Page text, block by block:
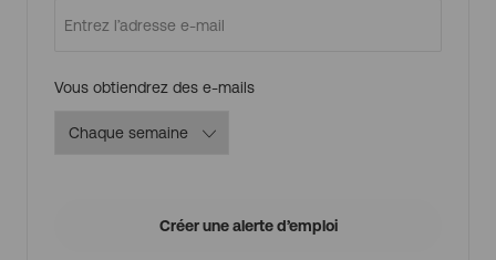
Vous obtiendrez des e-mailsRequired
Créer une alerte d’emploi